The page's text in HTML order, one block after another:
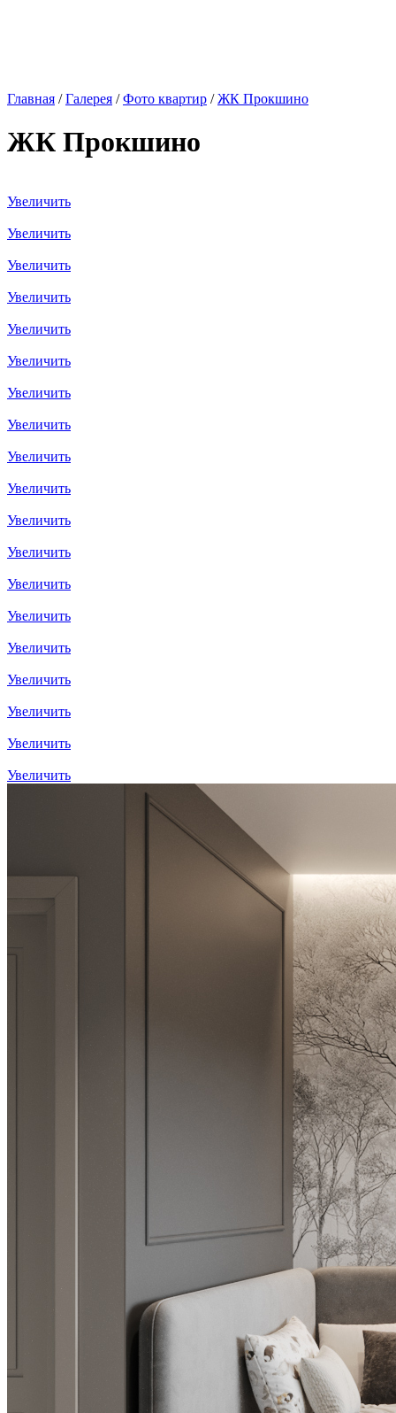
Главная /Галерея /Фото квартир /ЖК Прокшино
ЖК Прокшино
Увеличить
Увеличить
Увеличить
Увеличить
Увеличить
Увеличить
Увеличить
Увеличить
Увеличить
Увеличить
Увеличить
Увеличить
Увеличить
Увеличить
Увеличить
Увеличить
Увеличить
Увеличить
Увеличить